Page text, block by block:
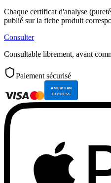
Chaque certificat d'analyse
publié sur la fiche produit
Consulter
Consultable librement, avant
Paiement sécurisé